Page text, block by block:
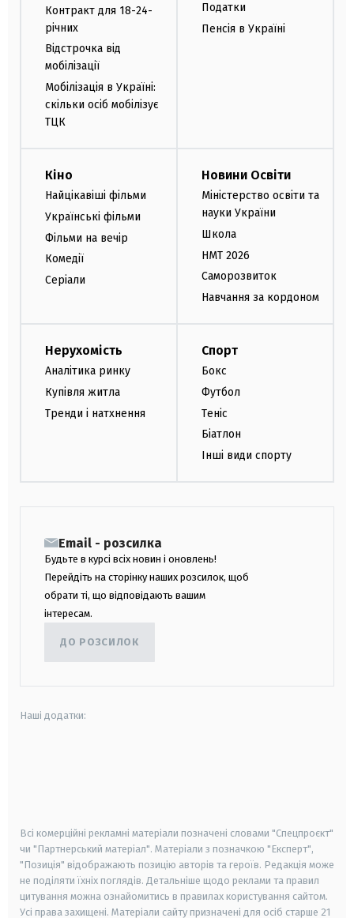
Контракт для 18-24-
річних
Відстрочка від
мобілізації
Мобілізація в Україні:
скільки осіб мобілізує
ТЦК
Податки
Пенсія в Україні
Кіно
Найцікавіші фільми
Українські фільми
Фільми на вечір
Комедії
Серіали
Новини Освіти
Міністерство освіти та
науки України
Школа
НМТ 2026
Саморозвиток
Навчання за кордоном
Нерухомість
Аналітика ринку
Купівля житла
Тренди і натхнення
Спорт
Бокс
Футбол
Теніс
Біатлон
Інші види спорту
Email - розсилка
Будьте в курсі всіх новин і оновлень!
Перейдіть на сторінку наших розсилок, щоб
обрати ті, що відповідають вашим
інтересам.
ДО РОЗСИЛОК
Наші додатки:
Всі комерційні рекламні матеріали позначені словами "Спецпроєкт"
чи "Партнерський матеріал". Матеріали з позначкою "Експерт",
"Позиція" відображають позицію авторів та героїв. Редакція може
не поділяти їхніх поглядів. Детальніше щодо реклами та правил
цитування можна ознайомитись в правилах користування сайтом.
Усі права захищені. Матеріали сайту призначені для осіб старше 21